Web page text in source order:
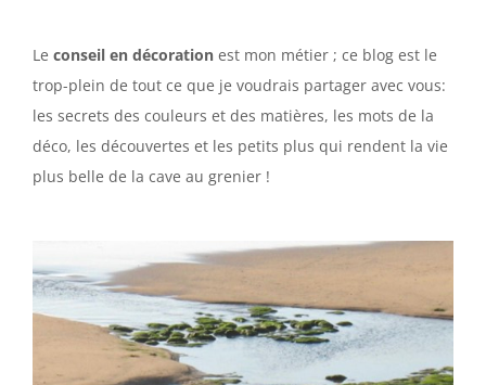
Le conseil en décoration est mon métier ; ce blog est le
trop-plein de tout ce que je voudrais partager avec vous:
les secrets des couleurs et des matières, les mots de la
déco, les découvertes et les petits plus qui rendent la vie
plus belle de la cave au grenier !